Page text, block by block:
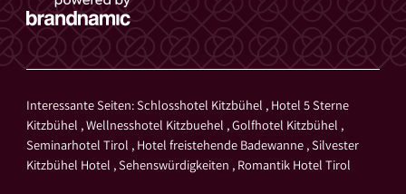
Interessante Seiten:Schlosshotel Kitzbühel , Hotel 5 Sterne
Kitzbühel ,Wellnesshotel Kitzbuehel ,Golfhotel Kitzbühel ,
Seminarhotel Tirol , Hotel freistehende Badewanne ,Silvester
Kitzbühel Hotel ,Sehenswürdigkeiten , Romantik Hotel Tirol